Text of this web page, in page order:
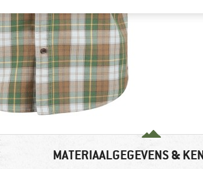
MATERIAALGEGEVENS &